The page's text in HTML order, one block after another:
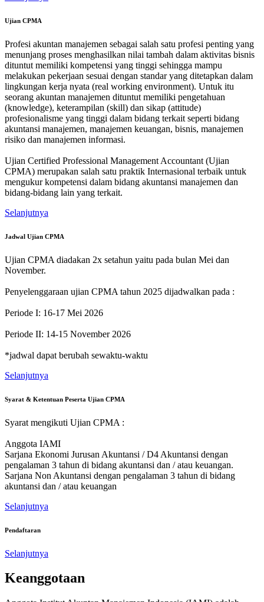
Ujian CPMA
Profesi akuntan manajemen sebagai salah satu profesi penting yang
menunjang proses menghasilkan nilai tambah dalam aktivitas bisnis
dituntut memiliki kompetensi yang tinggi sehingga mampu
melakukan pekerjaan sesuai dengan standar yang ditetapkan dalam
lingkungan kerja nyata (real working environment). Untuk itu
seorang akuntan manajemen dituntut memiliki pengetahuan
(knowledge), keterampilan (skill) dan sikap (attitude)
profesionalisme yang tinggi dalam bidang terkait seperti bidang
akuntansi manajemen, manajemen keuangan, bisnis, manajemen
risiko dan manajemen informasi.
Ujian Certified Professional Management Accountant (Ujian
CPMA) merupakan salah satu praktik Internasional terbaik untuk
mengukur kompetensi dalam bidang akuntansi manajemen dan
bidang-bidang lain yang terkait.
Selanjutnya
Jadwal Ujian CPMA
Ujian CPMA diadakan 2x setahun yaitu pada bulan Mei dan
November.
Penyelenggaraan ujian CPMA tahun 2025 dijadwalkan pada :
Periode I: 16-17 Mei 2026
Periode II: 14-15 November 2026
*jadwal dapat berubah sewaktu-waktu
Selanjutnya
Syarat & Ketentuan Peserta Ujian CPMA
Syarat mengikuti Ujian CPMA :
Anggota IAMI
Sarjana Ekonomi Jurusan Akuntansi / D4 Akuntansi dengan
pengalaman 3 tahun di bidang akuntansi dan / atau keuangan.
Sarjana Non Akuntansi dengan pengalaman 3 tahun di bidang
akuntansi dan / atau keuangan
Selanjutnya
Pendaftaran
Selanjutnya
Keanggotaan